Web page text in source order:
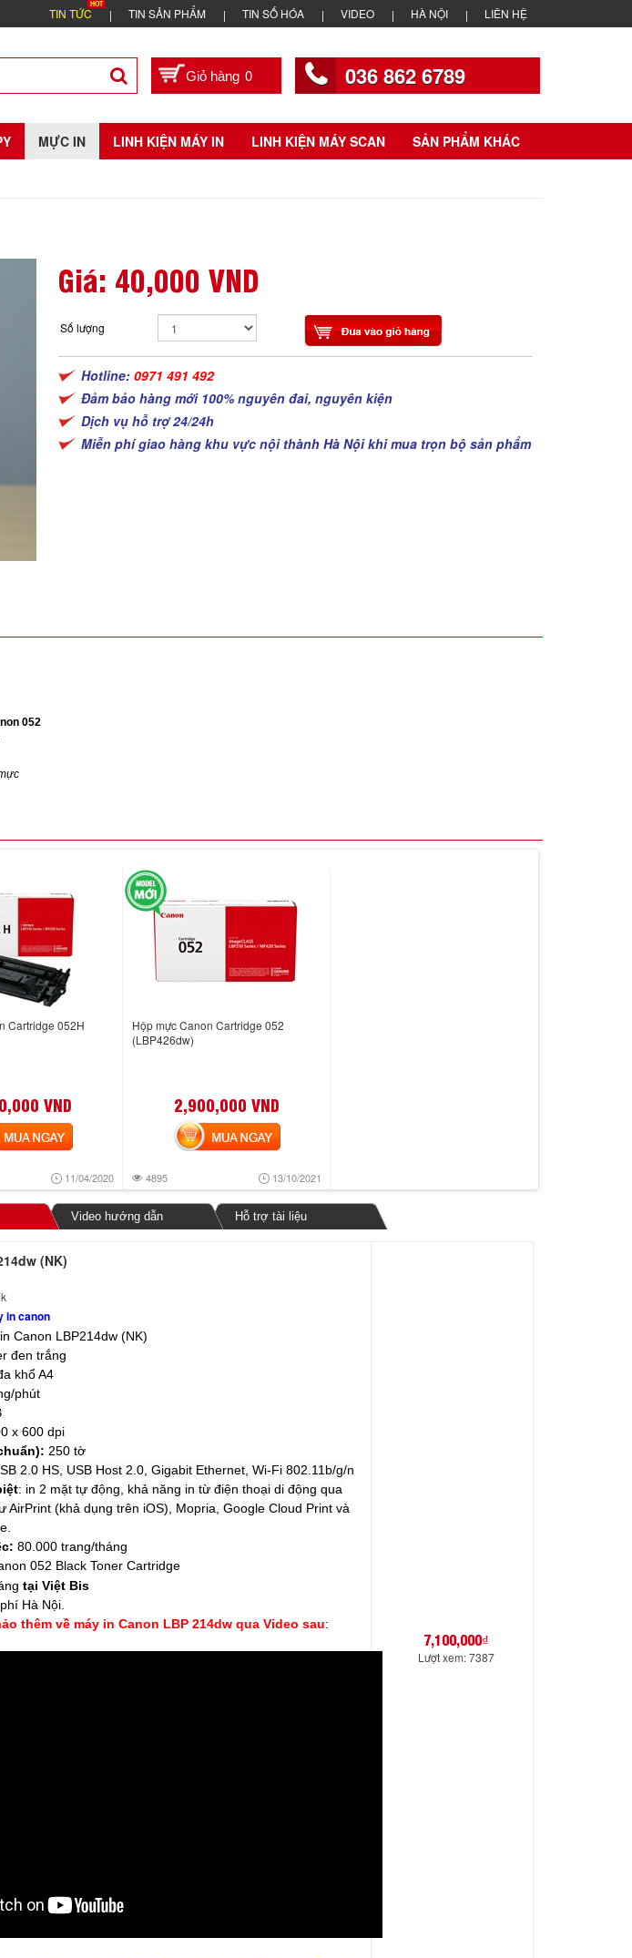
TIN TỨC TIN SẢN PHẨM TIN SỐ HÓA VIDEO HÀ NỘI LIÊN HỆ
0 036 862 6789
MỰC IN LINH KIỆN MÁY IN LINH KIỆN MÁY SCAN SẢN PHẨM KHÁC
Giá: 40,000 VND
Số lượng
Hotline:0971 491 492
Đảm bảo hàng mới 100% nguyên đai, nguyên kiện
Dịch vụ hỗ trợ 24/24h
Miễn phí giao hàng khu vực nội thành Hà Nội khi mua trọn bộ sản phẩm
052
Cartridge 052H
VND
11/04/2020
NGAY
Hộp mực Canon Cartridge 052
(LBP426dw)
2,900,000 VND
4895 13/10/2021
MUA NGAY
Video hướng dẫn Hỗ trợ tài liệu
(NK)
in canon
Canon LBP214dw (NK)
đen trắng
khổ A4
phút
x 600 dpi
250 tờ
2.0 HS, USB Host 2.0,Gigabit Ethernet, Wi-Fi 802.11b/g/n
: in 2 mặt tự động, khả năng in từ điện thoại di động qua
AirPrint (khả dụng trên iOS), Mopria, Google Cloud Print và
80.000 trang/tháng
052 Black Toner Cartridge
tại Việt Bis
Hà Nội.
thêm về máy in Canon LBP 214dw qua Video sau:
7,100,000₫
Lượt xem: 7387